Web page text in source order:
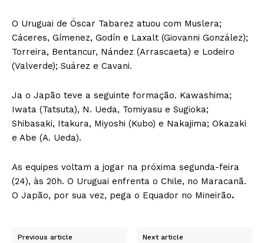
O Uruguai de Óscar Tabarez atuou com Muslera;
Cáceres, Gímenez, Godín e Laxalt (Giovanni González);
Torreira, Bentancur, Nández (Arrascaeta) e Lodeiro
(Valverde); Suárez e Cavani.
Ja o Japão teve a seguinte formação. Kawashima;
Iwata (Tatsuta), N. Ueda, Tomiyasu e Sugioka;
Shibasaki, Itakura, Miyoshi (Kubo) e Nakajima; Okazaki
e Abe (A. Ueda).
As equipes voltam a jogar na próxima segunda-feira
(24), às 20h. O Uruguai enfrenta o Chile, no Maracanã.
O Japão, por sua vez, pega o Equador no Mineirão.
Previous article Next article